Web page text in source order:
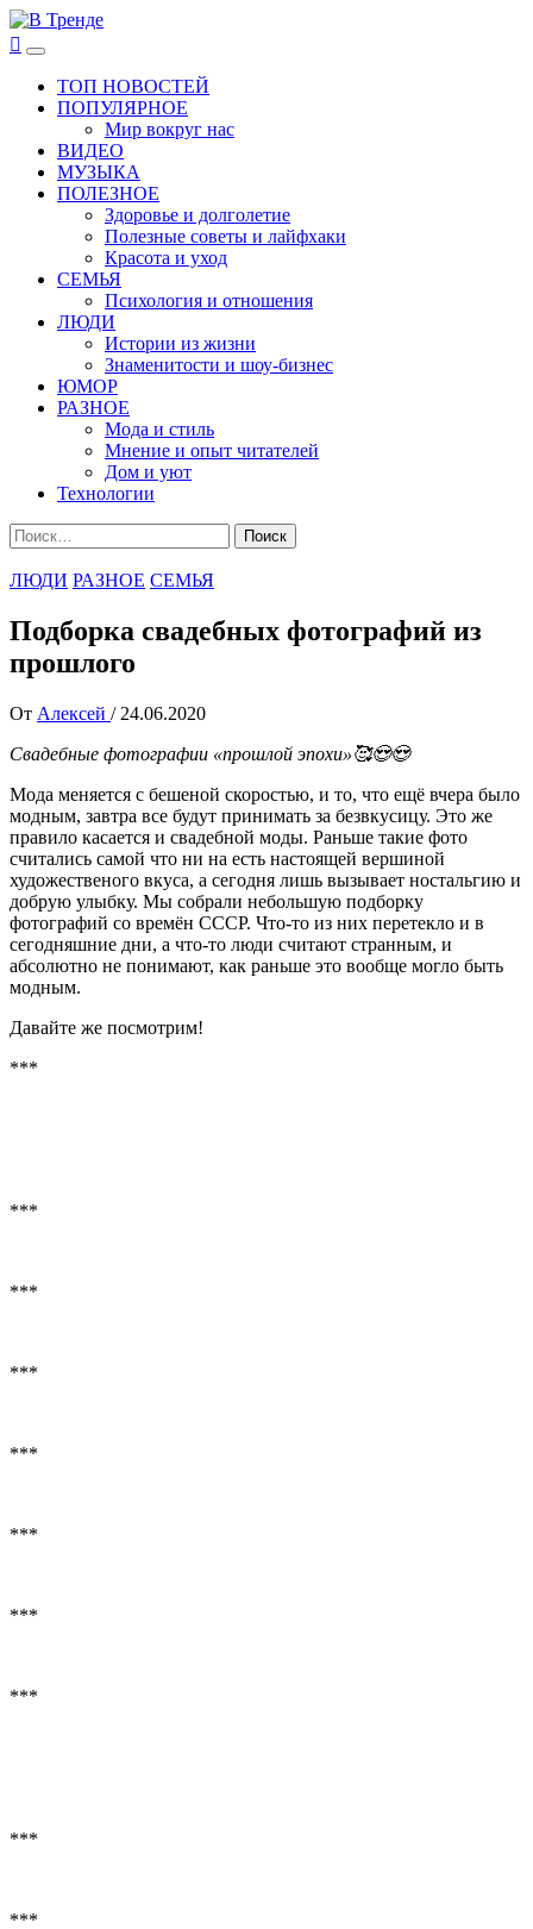
Перейти
к
содержимому
В Тренде
Самые свежие новости интернета
Основное
менюТОП НОВОСТЕЙ
ПОПУЛЯРНОЕ
Мир вокруг нас
ВИДЕО
МУЗЫКА
ПОЛЕЗНОЕ
Здоровье и долголетие
Полезные советы и лайфхаки
Красота и уход
СЕМЬЯ
Психология и отношения
ЛЮДИ
Истории из жизни
Знаменитости и шоу-бизнес
ЮМОР
РАЗНОЕ
Мода и стиль
Мнение и опыт читателей
Дом и уют
Технологии
Найти:
ЛЮДИ РАЗНОЕ СЕМЬЯ
Подборка свадебных фотографий из
прошлого
От Алексей / 24.06.2020
Свадебные фотографии «прошлой эпохи»🥰😍😍
Мода меняется с бешеной скоростью, и то, что ещё вчера было
модным, завтра все будут принимать за безвкусицу. Это же
правило касается и свадебной моды. Раньше такие фото
считались самой что ни на есть настоящей вершиной
художественого вкуса, а сегодня лишь вызывает ностальгию и
добрую улыбку. Мы собрали небольшую подборку
фотографий со времён СССР. Что-то из них перетекло и в
сегодняшние дни, а что-то люди считают странным, и
абсолютно не понимают, как раньше это вообще могло быть
модным.
Давайте же посмотрим!
***
***
***
***
***
***
***
***
***
***